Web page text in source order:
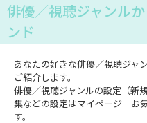
俳優／視聴ジャンル
ンド
あなたの好きな俳優／視聴ジャ
ご紹介します。
俳優／視聴ジャンルの設定（新
集などの設定はマイページ「お
す。